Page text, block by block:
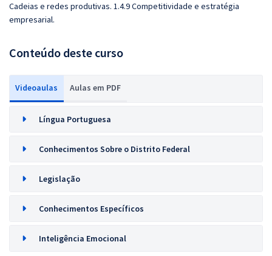
Cadeias e redes produtivas. 1.4.9 Competitividade e estratégia
empresarial.
Conteúdo deste curso
Videoaulas Aulas em PDF
Língua Portuguesa
Conhecimentos Sobre o Distrito Federal
Legislação
Conhecimentos Específicos
Inteligência Emocional